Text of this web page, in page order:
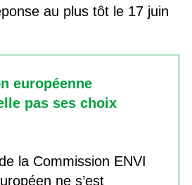
au plus tôt le 17 juin
européenne
pas ses choix
la Commission ENVI
ne s’est